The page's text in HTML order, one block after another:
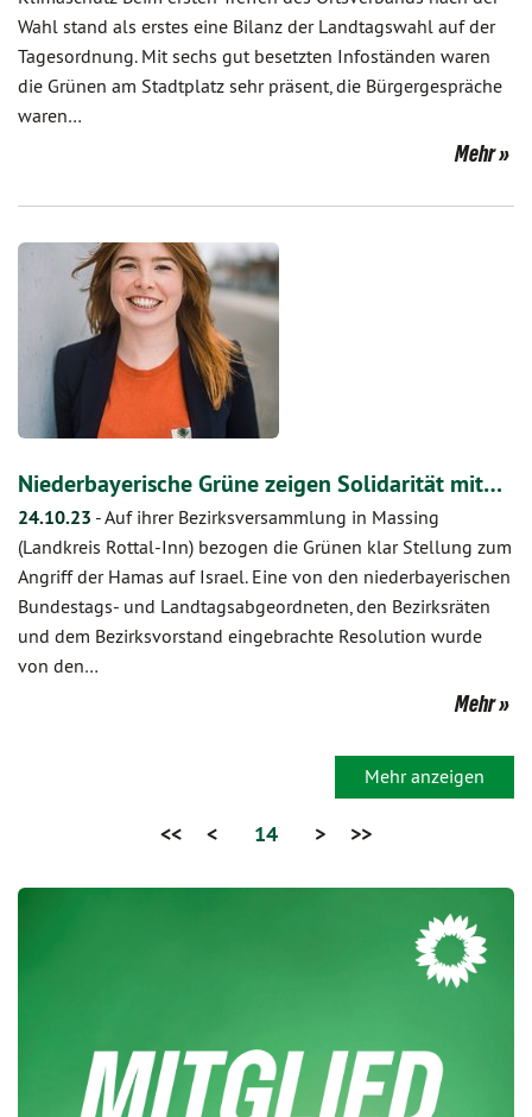
Wahl stand als erstes eine Bilanz der Landtagswahl auf der
Tagesordnung. Mit sechs gut besetzten Infoständen waren
die Grünen am Stadtplatz sehr präsent, die Bürgergespräche
waren…
Mehr
Niederbayerische Grüne zeigen Solidarität mit…
24.10.23 -Auf ihrer Bezirksversammlung in Massing
(Landkreis Rottal-Inn) bezogen die Grünen klar Stellung zum
Angriff der Hamas auf Israel. Eine von den niederbayerischen
Bundestags- und Landtagsabgeordneten, den Bezirksräten
und dem Bezirksvorstand eingebrachte Resolution wurde
von den…
Mehr
Mehr anzeigen
<< < 14 > >>